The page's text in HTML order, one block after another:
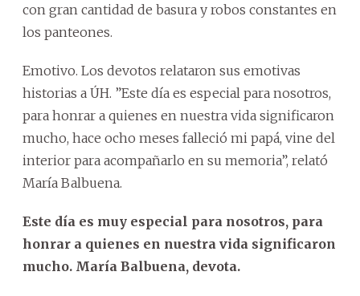
con gran cantidad de basura y robos constantes en
los panteones.
Emotivo. Los devotos relataron sus emotivas
historias a ÚH. ”Este día es especial para nosotros,
para honrar a quienes en nuestra vida significaron
mucho, hace ocho meses falleció mi papá, vine del
interior para acompañarlo en su memoria”, relató
María Balbuena.
Este día es muy especial para nosotros, para
honrar a quienes en nuestra vida significaron
mucho. María Balbuena, devota.